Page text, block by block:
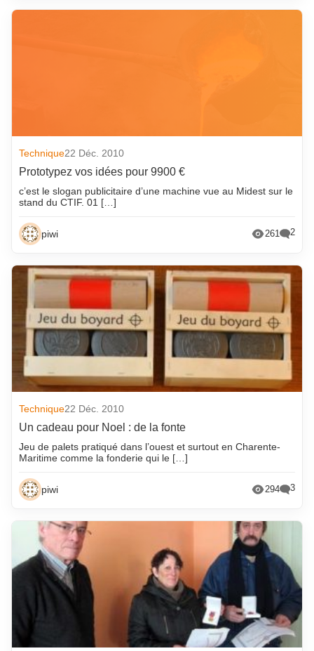
Technique22 Déc. 2010
Prototypez vos idées pour 9900 €
c’est le slogan publicitaire d’une machine vue au Midest sur le
stand du CTIF. 01 […]
piwi 261 2
Technique22 Déc. 2010
Un cadeau pour Noel : de la fonte
Jeu de palets pratiqué dans l’ouest et surtout en Charente-
Maritime comme la fonderie qui le […]
piwi 294 3